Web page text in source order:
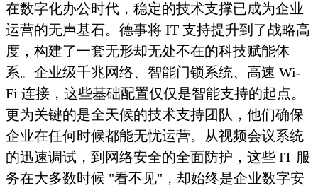
在数字化办公时代，稳定的技术支撑已成为企业
运营的无声基石。德事将 IT 支持提升到了战略高
度，构建了一套无形却无处不在的科技赋能体
系。企业级千兆网络、智能门锁系统、高速 Wi-
Fi 连接，这些基础配置仅仅是智能支持的起点。
更为关键的是全天候的技术支持团队，他们确保
企业在任何时候都能无忧运营。从视频会议系统
的迅速调试，到网络安全的全面防护，这些 IT 服
务在大多数时候 "看不见"，却始终是企业数字安